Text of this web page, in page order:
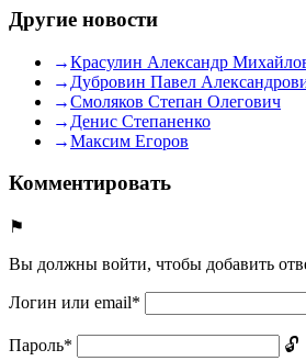
Другие новости
Красулин Александр
Дубровин Павел
Смоляков Степан Олегович
Денис Степаненко
Максим Егоров
Комментировать
Вы должны войти, чтобы добавить
Логин или email*
Пароль*